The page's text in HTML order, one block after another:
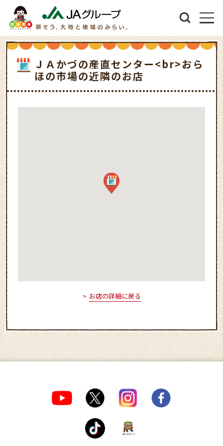
ＪＡかづの産直センター<br>おら
ほの市場の近隣のお店
お店の詳細に戻る